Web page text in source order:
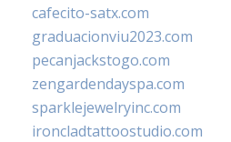
cafecito-satx.com
graduacionviu2023.com
pecanjackstogo.com
zengardendayspa.com
sparklejewelryinc.com
ironcladtattoostudio.com